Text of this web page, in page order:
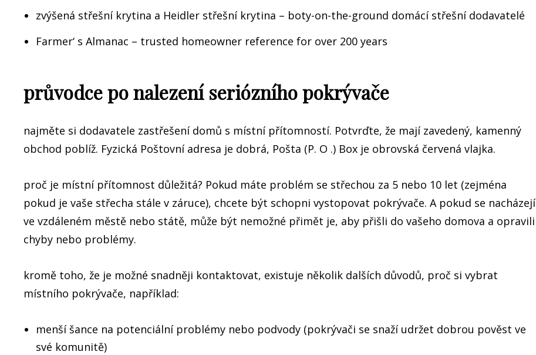
zvýšená střešní krytina a Heidler střešní krytina – boty-on-the-ground domácí střešní dodavatelé
Farmer‘ s Almanac – trusted homeowner reference for over 200 years
průvodce po nalezení seriózního pokrývače
najměte si dodavatele zastřešení domů s místní přítomností. Potvrďte, že mají zavedený, kamenný
obchod poblíž. Fyzická Poštovní adresa je dobrá, Pošta (P. O .) Box je obrovská červená vlajka.
proč je místní přítomnost důležitá? Pokud máte problém se střechou za 5 nebo 10 let (zejména
pokud je vaše střecha stále v záruce), chcete být schopni vystopovat pokrývače. A pokud se nacházejí
ve vzdáleném městě nebo státě, může být nemožné přimět je, aby přišli do vašeho domova a opravili
chyby nebo problémy.
kromě toho, že je možné snadněji kontaktovat, existuje několik dalších důvodů, proč si vybrat
místního pokrývače, například:
menší šance na potenciální problémy nebo podvody (pokrývači se snaží udržet dobrou pověst ve
své komunitě)